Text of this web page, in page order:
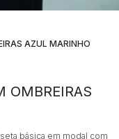
AZUL MARINHO
OMBREIRAS
básica em modal com